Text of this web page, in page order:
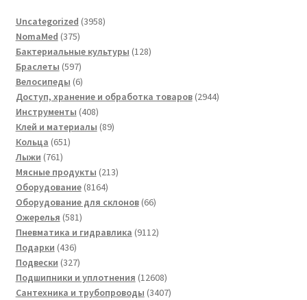
Uncategorized 39583958
NomaMed 375375
товаров
Бактериальные культуры 128128
Браслеты 597597
товаров
Велосипеды 66
товаров
Доступ, хранение и обработка товаров 29442944
Инструменты 408408
товаров
Клей и материалы 8989
Кольца 651651
Лыжи 761761
товар
Мясные продукты 213213
Оборудование 81648164
товара
Оборудование для склонов 6666
Ожерелья 581581
товар
Пневматика и гидравлика 91129112
Подарки 436436
товаров
Подвески 327327
товаров
Подшипники и уплотнения 1260812608
товаров
Сантехника и трубопроводы 34073407